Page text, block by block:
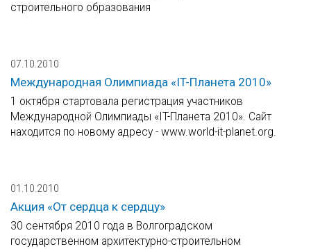
строительного образования
07.10.2010
Международная Олимпиада «IT-Планета 2010»
1 октября стартовала регистрация участников
Международной Олимпиады «IT-Планета 2010». Сайт
находится по новому адресу - www.world-it-planet.org.
01.10.2010
Акция «От сердца к сердцу»
30 сентября 2010 года в Волгоградском
государственном архитектурно-строительном